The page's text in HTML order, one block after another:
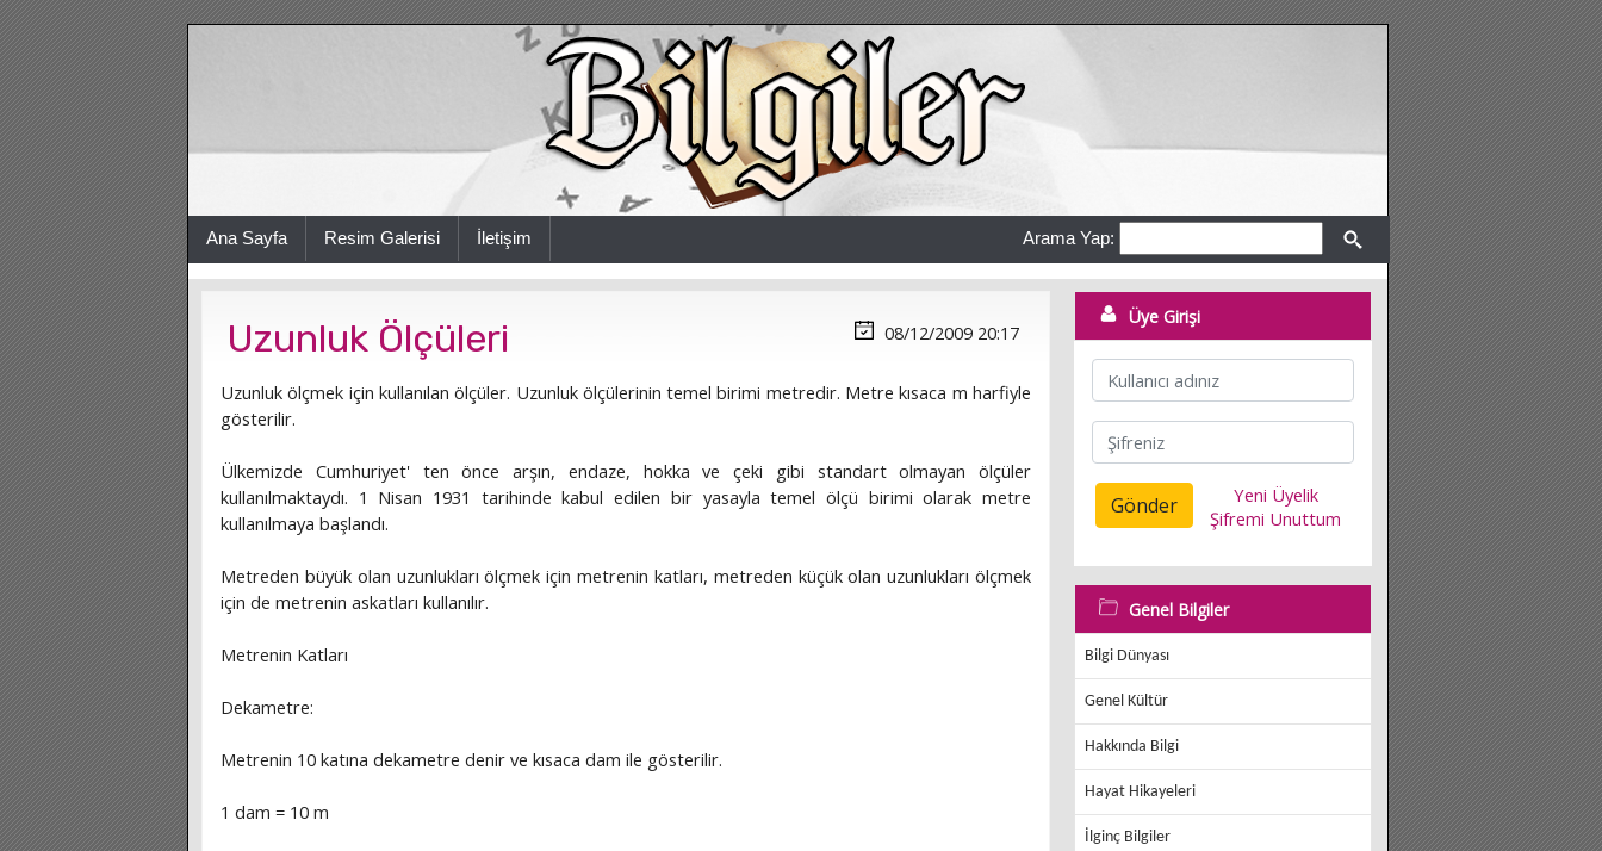
Ana Sayfa Resim Galerisi İletişim Arama Yap:
Uzunluk Ölçüleri 08/12/2009 20:17
Uzunluk ölçmek için kullanılan ölçüler. Uzunluk ölçülerinin temel birimi metredir. Metre kısaca m harfiyle
gösterilir.
Ülkemizde Cumhuriyet' ten önce arşın, endaze, hokka ve çeki gibi standart olmayan ölçüler
kullanılmaktaydı. 1 Nisan 1931 tarihinde kabul edilen bir yasayla temel ölçü birimi olarak metre
kullanılmaya başlandı.
Metreden büyük olan uzunlukları ölçmek için metrenin katları, metreden küçük olan uzunlukları ölçmek
için de metrenin askatları kullanılır.
Metrenin Katları
Dekametre:
Metrenin 10 katına dekametre denir ve kısaca dam ile gösterilir.
1 dam = 10 m
Üye Girişi
Gönder
Yeni Üyelik
Şifremi Unuttum
Genel Bilgiler
Bilgi Dünyası
Genel Kültür
Hakkında Bilgi
Hayat Hikayeleri
İlginç Bilgiler